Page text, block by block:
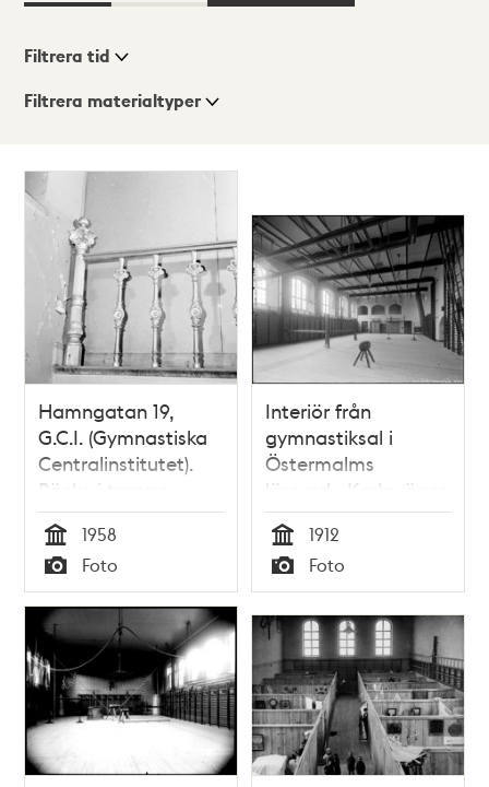
Visningsläge
Lista
Filtrera tid
Filtrera materialtyper
träffar
Hamngatan 19,
G.C.I. (Gymnastiska
Centralinstitutet).
Räcke i trappa
mellan
gymnastiksalarna
Tid
1958
Typ
Foto
Interiör från
gymnastiksal i
Östermalms
läroverk, Karlavägen
Tid
1912
Typ
Foto